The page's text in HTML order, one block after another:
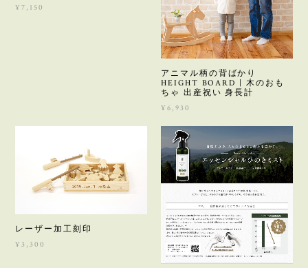
¥7,150
アニマル柄の背ばかり
HEIGHT BOARD | 木のおも
ちゃ 出産祝い 身長計
¥6,930
レーザー加工刻印
¥3,300